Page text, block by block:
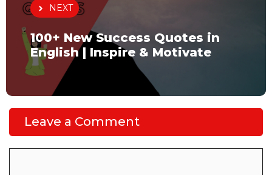
NEXT
100+ New Success Quotes in
English | Inspire & Motivate
Leave a Comment